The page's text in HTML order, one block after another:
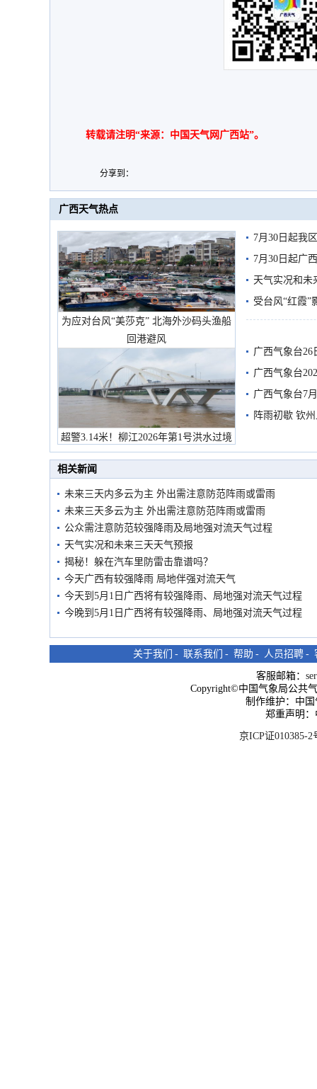
转载请注明“来源：中国天气网广西站”。
分享到：
广西天气热点
为应对台风“美莎克” 北海外沙码头渔船
回港避风
超警3.14米！柳江2026年第1号洪水过境
市民在堤岸见证汛况
7月30日起我
7月30日起广
天气实况和未
受台风“红霞”
有较强降雨
广西气象台26
广西气象台
预警
广西气象台7
阵雨初歇 钦
相关新闻
未来三天内多云为主 外出需注意防范阵雨或雷雨
未来三天多云为主 外出需注意防范阵雨或雷雨
公众需注意防范较强降雨及局地强对流天气过程
天气实况和未来三天天气预报
揭秘！躲在汽车里防雷击靠谱吗？
今天广西有较强降雨 局地伴强对流天气
今天到5月1日广西将有较强降雨、局地强对流天气过程
今晚到5月1日广西将有较强降雨、局地强对流天气过程
关于我们 - 联系我们 - 帮助 - 人员招聘 -
客服邮箱：
Copyright©中国气象局公共
制作维护：中
郑重声明
京ICP证010385-2